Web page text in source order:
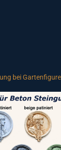
bei